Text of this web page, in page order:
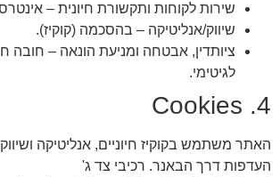
שירות לקוחות ותקשורת חיונית – אינטרס
שיווק/אנליטיקה – בהסכמה (קוקיז).
ציותדין, אבטחה ומניעת הונאה – חובה
לגיטימי.
4. Cookies
האתר משתמש בקוקיז חיוניים, אנליטיקה
העדפות דרך הבאנר. רכיבי צד ג'